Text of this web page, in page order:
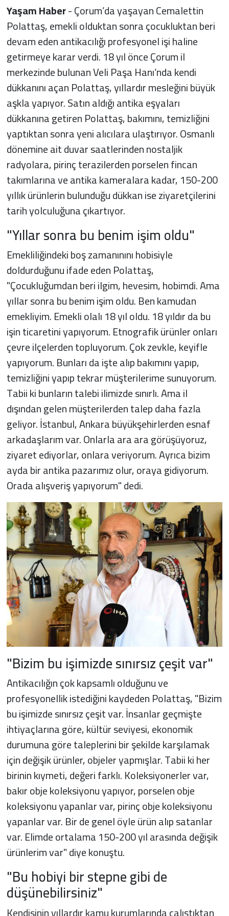
Yaşam Haber- Çorum’da yaşayan Cemalettin
Polattaş, emekli olduktan sonra çocukluktan beri
devam eden antikacılığı profesyonel işi haline
getirmeye karar verdi. 18 yıl önce Çorum il
merkezinde bulunan Veli Paşa Hanı’nda kendi
dükkanını açan Polattaş, yıllardır mesleğini büyük
aşkla yapıyor. Satın aldığı antika eşyaları
dükkanına getiren Polattaş, bakımını, temizliğini
yaptıktan sonra yeni alıcılara ulaştırıyor. Osmanlı
dönemine ait duvar saatlerinden nostaljik
radyolara, pirinç terazilerden porselen fincan
takımlarına ve antika kameralara kadar, 150-200
yıllık ürünlerin bulunduğu dükkan ise ziyaretçilerini
tarih yolculuğuna çıkartıyor.
"Yıllar sonra bu benim işim oldu"
Emekliliğindeki boş zamanınını hobisiyle
doldurduğunu ifade eden Polattaş,
"Çocukluğumdan beri ilgim, hevesim, hobimdi. Ama
yıllar sonra bu benim işim oldu. Ben kamudan
emekliyim. Emekli olalı 18 yıl oldu. 18 yıldır da bu
işin ticaretini yapıyorum. Etnografik ürünler onları
çevre ilçelerden topluyorum. Çok zevkle, keyifle
yapıyorum. Bunları da işte alıp bakımını yapıp,
temizliğini yapıp tekrar müşterilerime sunuyorum.
Tabii ki bunların talebi ilimizde sınırlı. Ama il
dışından gelen müşterilerden talep daha fazla
geliyor. İstanbul, Ankara büyükşehirlerden esnaf
arkadaşlarım var. Onlarla ara ara görüşüyoruz,
ziyaret ediyorlar, onlara veriyorum. Ayrıca bizim
ayda bir antika pazarımız olur, oraya gidiyorum.
Orada alışveriş yapıyorum" dedi.
"Bizim bu işimizde sınırsız çeşit var"
Antikacılığın çok kapsamlı olduğunu ve
profesyonellik istediğini kaydeden Polattaş, "Bizim
bu işimizde sınırsız çeşit var. İnsanlar geçmişte
ihtiyaçlarına göre, kültür seviyesi, ekonomik
durumuna göre taleplerini bir şekilde karşılamak
için değişik ürünler, objeler yapmışlar. Tabii ki her
birinin kıymeti, değeri farklı. Koleksiyonerler var,
bakır obje koleksiyonu yapıyor, porselen obje
koleksiyonu yapanlar var, pirinç obje koleksiyonu
yapanlar var. Bir de genel öyle ürün alıp satanlar
var. Elimde ortalama 150-200 yıl arasında değişik
ürünlerim var" diye konuştu.
"Bu hobiyi bir stepne gibi de
düşünebilirsiniz"